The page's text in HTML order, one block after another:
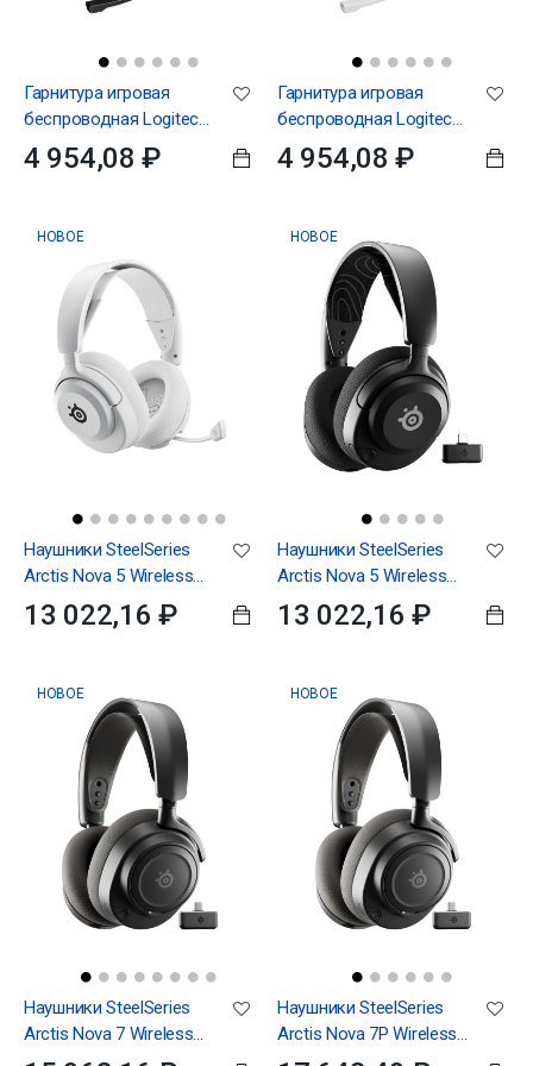
Гарнитура игровая
беспроводная Logitech
G321 Black [981-001563]
4 954,08 ₽
Гарнитура игровая
беспроводная Logitech
G321 White [981-001569]
4 954,08 ₽
НОВОЕ
Наушники SteelSeries
Arctis Nova 5 Wireless
White
13 022,16 ₽
НОВОЕ
Наушники SteelSeries
Arctis Nova 5 Wireless
Black
13 022,16 ₽
НОВОЕ
Наушники SteelSeries
Arctis Nova 7 Wireless
(Gen 2) Black
НОВОЕ
Наушники SteelSeries
Arctis Nova 7P Wireless
(Gen 2) Black